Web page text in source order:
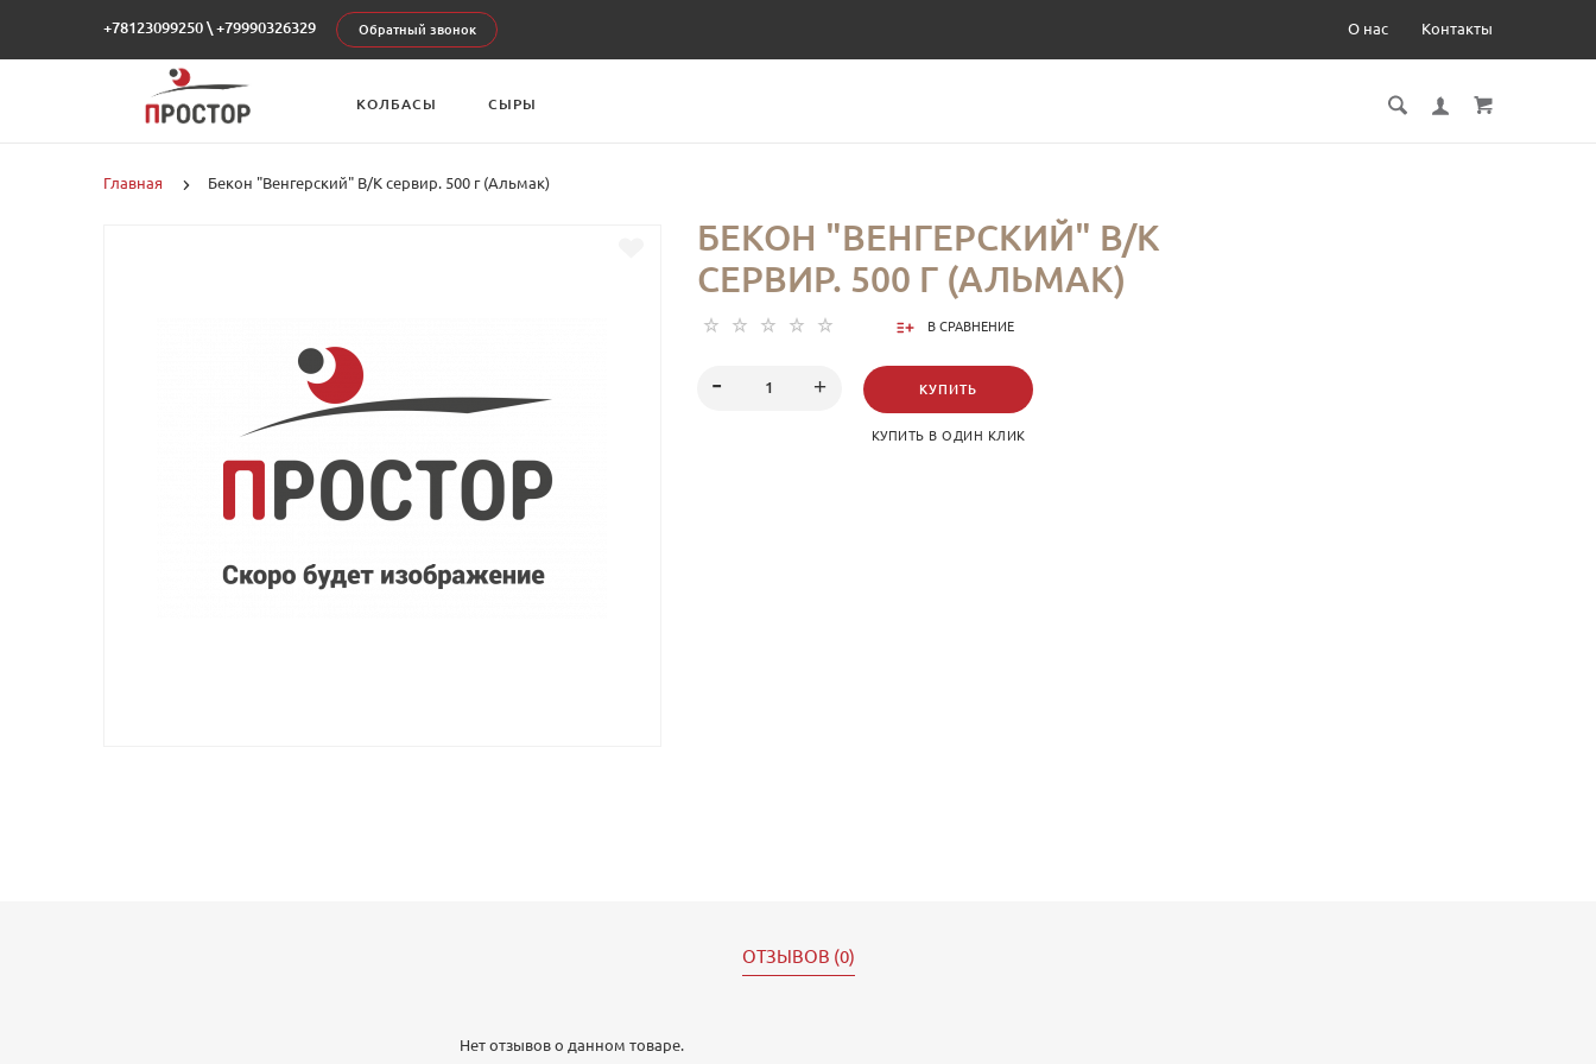
+78123099250 \ +79990326329 Обратный звонок О нас Контакты
КОЛБАСЫ СЫРЫ
Главная Бекон "Венгерский" В/К сервир. 500 г (Альмак)
БЕКОН "ВЕНГЕРСКИЙ" В/К
СЕРВИР. 500 Г (АЛЬМАК)
В СРАВНЕНИЕ
КУПИТЬ
КУПИТЬ В ОДИН КЛИК
ОТЗЫВОВ (0)
Нет отзывов о данном товаре.